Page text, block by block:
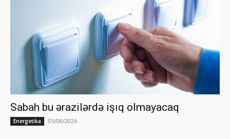
Sabah bu ərazilərdə işıq olmayacaq
Energetika 05/08/2026